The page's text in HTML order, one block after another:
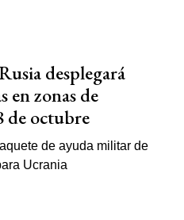
desplegará
en zonas de
de octubre